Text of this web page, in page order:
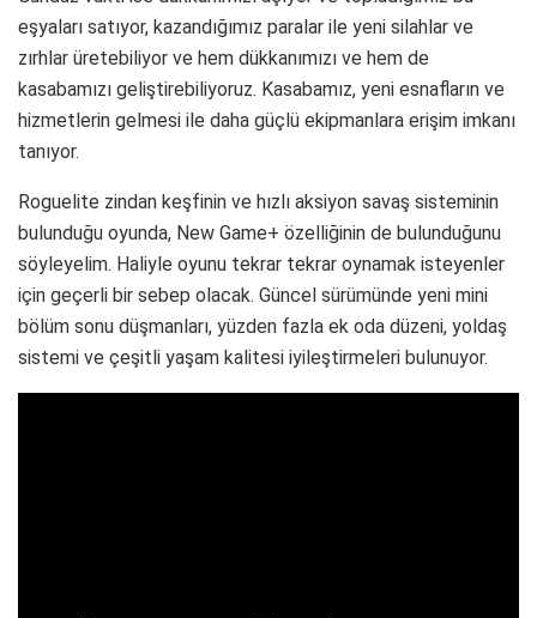
eşyaları satıyor, kazandığımız paralar ile yeni silahlar ve
zırhlar üretebiliyor ve hem dükkanımızı ve hem de
kasabamızı geliştirebiliyoruz. Kasabamız, yeni esnafların ve
hizmetlerin gelmesi ile daha güçlü ekipmanlara erişim imkanı
tanıyor.
Roguelite zindan keşfinin ve hızlı aksiyon savaş sisteminin
bulunduğu oyunda, New Game+ özelliğinin de bulunduğunu
söyleyelim. Haliyle oyunu tekrar tekrar oynamak isteyenler
için geçerli bir sebep olacak. Güncel sürümünde yeni mini
bölüm sonu düşmanları, yüzden fazla ek oda düzeni, yoldaş
sistemi ve çeşitli yaşam kalitesi iyileştirmeleri bulunuyor.